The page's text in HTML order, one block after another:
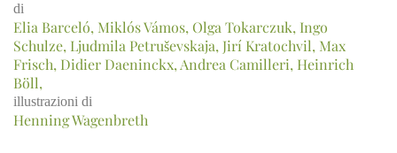
di
Elia Barceló, Miklós Vámos, Olga Tokarczuk, Ingo
Schulze, Ljudmila Petruševskaja, Jirí Kratochvil, Max
Frisch, Didier Daeninckx, Andrea Camilleri, Heinrich
Böll,
illustrazioni di
Henning Wagenbreth